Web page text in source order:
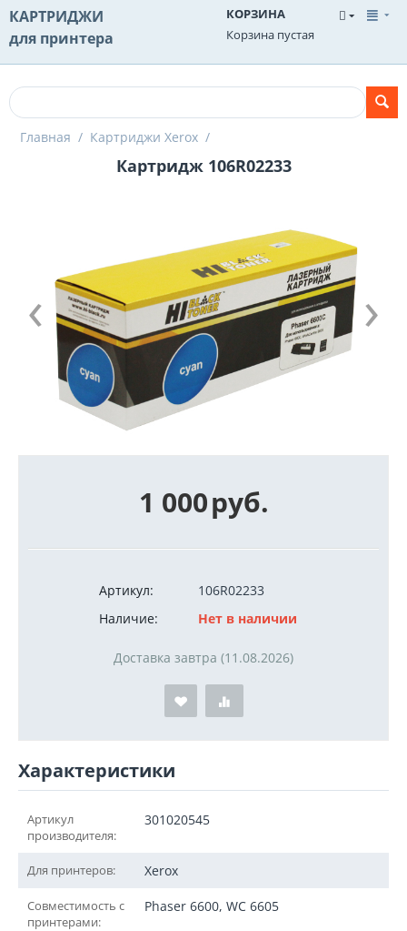
КАРТРИДЖИ
для принтера
КОРЗИНА
Корзина пустая
Главная / Картриджи Xerox /
Картридж 106R02233
1 000руб.
Артикул:
106R02233
Наличие:
Нет в наличии
Доставка завтра (11.08.2026)
Характеристики
Артикул
производителя:
301020545
Для принтеров: Xerox
Совместимость с
принтерами:
Phaser 6600, WC 6605